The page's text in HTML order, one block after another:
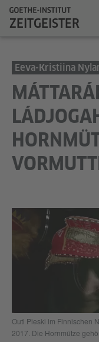
ZEITGEISTER
Eeva-Kristiina
Outi Pieski im Finnischen
2017. Die Hornmütze